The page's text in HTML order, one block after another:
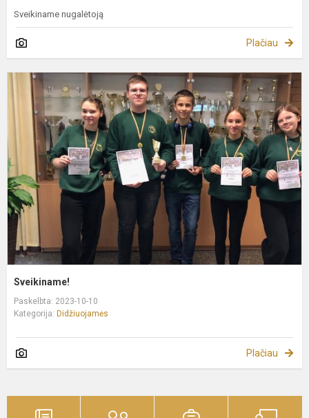
Sveikiname nugalėtoją
Plačiau
Sveikiname!
Paskelbta: 2023-10-10
Kategorija: Didžiuojamės
Plačiau